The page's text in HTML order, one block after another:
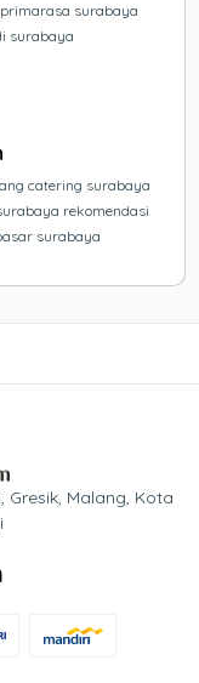
surabaya
surabaya
catering surabaya
rekomendasi
surabaya
Malang, Kota